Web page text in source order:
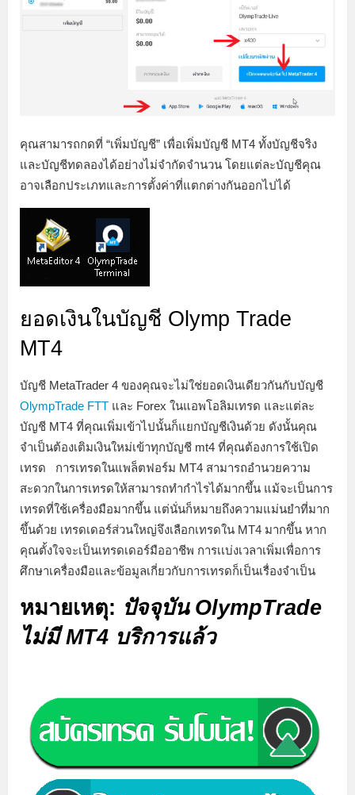
คุณสามารถกดที่ “เพิ่มบัญชี” เพื่อเพิ่มบัญชี MT4 ทั้งบัญชีจริง
และบัญชีทดลองได้อย่างไม่จำกัดจำนวน โดยแต่ละบัญชีคุณ
อาจเลือกประเภทและการตั้งค่าที่แตกต่างกันออกไปได้
ยอดเงินในบัญชี Olymp Trade
MT4
บัญชี MetaTrader 4 ของคุณจะไม่ใช่ยอดเงินเดียวกันกับบัญชี
OlympTrade FTT และ Forex ในแอพโอลิมเทรด และแต่ละ
บัญชี MT4 ที่คุณเพิ่มเข้าไปนั้นก็แยกบัญชีเงินด้วย ดังนั้นคุณ
จำเป็นต้องเติมเงินใหม่เข้าทุกบัญชี mt4 ที่คุณต้องการใช้เปิด
เทรด
การเทรดในแพล็ตฟอร์ม MT4 สามารถอำนวยความ
สะดวกในการเทรดให้สามารถทำกำไรได้มากขึ้น แม้จะเป็นการ
เทรดที่ใช้เครื่องมือมากขึ้น แต่นั่นก็หมายถึงความแม่นยำที่มาก
ขึ้นด้วย เทรดเดอร์ส่วนใหญ่จึงเลือกเทรดใน MT4 มากขึ้น หาก
คุณตั้งใจจะเป็นเทรดเดอร์มืออาชีพ การเเบ่งเวลาเพิ่มเพื่อการ
ศึกษาเครื่องมือและข้อมูลเกี่ยวกับการเทรดก็เป็นเรื่องจำเป็น
หมายเหตุ: ปัจจุบัน OlympTrade
ไม่มี MT4 บริการแล้ว